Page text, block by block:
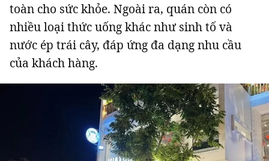
toàn cho sức khỏe. Ngoài ra, quán còn có
nhiều loại thức uống khác như sinh tố và
nước ép trái cây, đáp ứng đa dạng nhu cầu
của khách hàng.